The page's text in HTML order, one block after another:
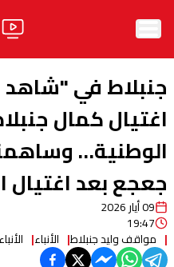
الأخبار
آراء
فيديو
مواقف
وليد جنبلاطالحزب
اغتيال كمال
الوطنية…
جعجع بعد اغتيال
09 أيار 2026
19:47
مواقف وليد جنبلاط الأنباء الأنباء